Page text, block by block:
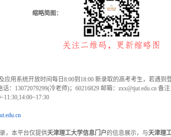
缩略简图：
应用系统开放时间每日8:00到18:00 新录取的高考考生，若遇
：13072079299(冷老师)；60216829 邮箱：zxx@tjut.edu.cn
，本平台仅提供天津理工大学信息门户的信息展示，与天津理